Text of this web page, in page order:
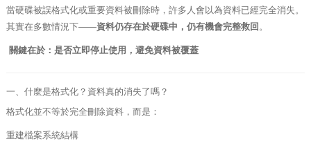
當硬碟被誤格式化或重要資料被刪除時，許多人會以為資料已經完全消失。
其實在多數情況下——資料仍存在於硬碟中，仍有機會完整救回 。
關鍵在於：是否立即停止使用，避免資料被覆蓋
一、什麼是格式化？資料真的消失了嗎？
格式化並不等於完全刪除資料，而是：
重建檔案系統結構